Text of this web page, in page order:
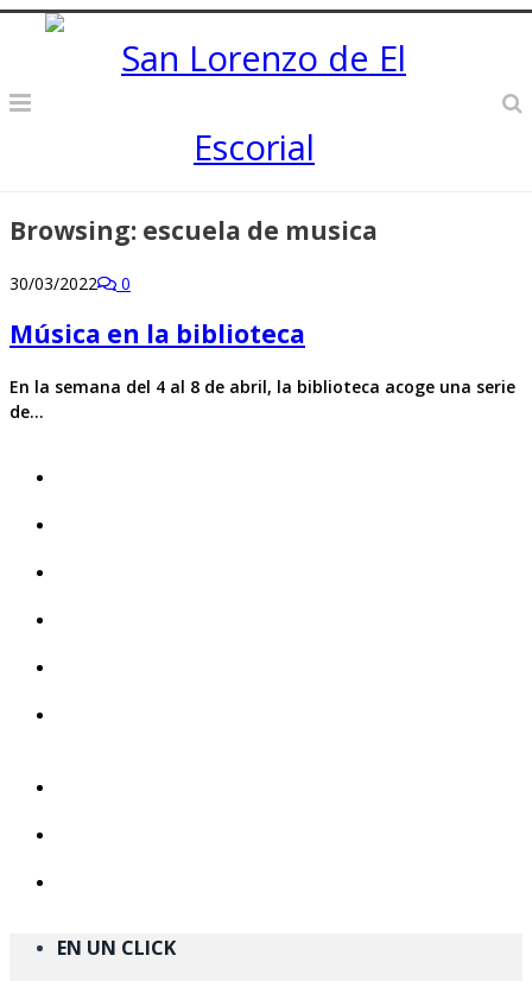
Browsing: escuela de musica
30/03/2022 0
Música en la biblioteca
En la semana del 4 al 8 de abril, la biblioteca acoge una serie
de…
EN UN CLICK